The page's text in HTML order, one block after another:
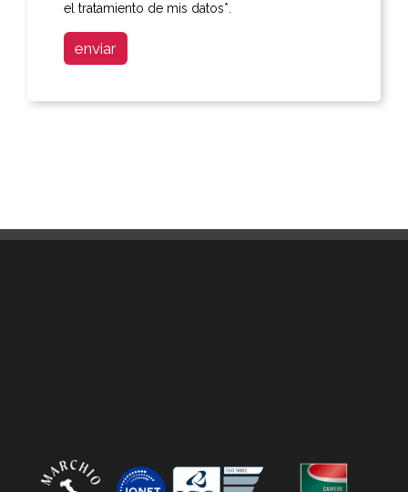
el tratamiento de mis datos*.
enviar